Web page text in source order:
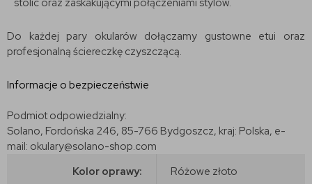
Do każdej pary okularów dołączamy gustowne etui oraz
profesjonalną ściereczkę czyszczącą.
Informacje o bezpieczeństwie
Podmiot odpowiedzialny:
Solano, Fordońska 246, 85-766 Bydgoszcz, kraj: Polska, e-
mail: okulary@solano-shop.com
Kolor oprawy:
Różowe złoto